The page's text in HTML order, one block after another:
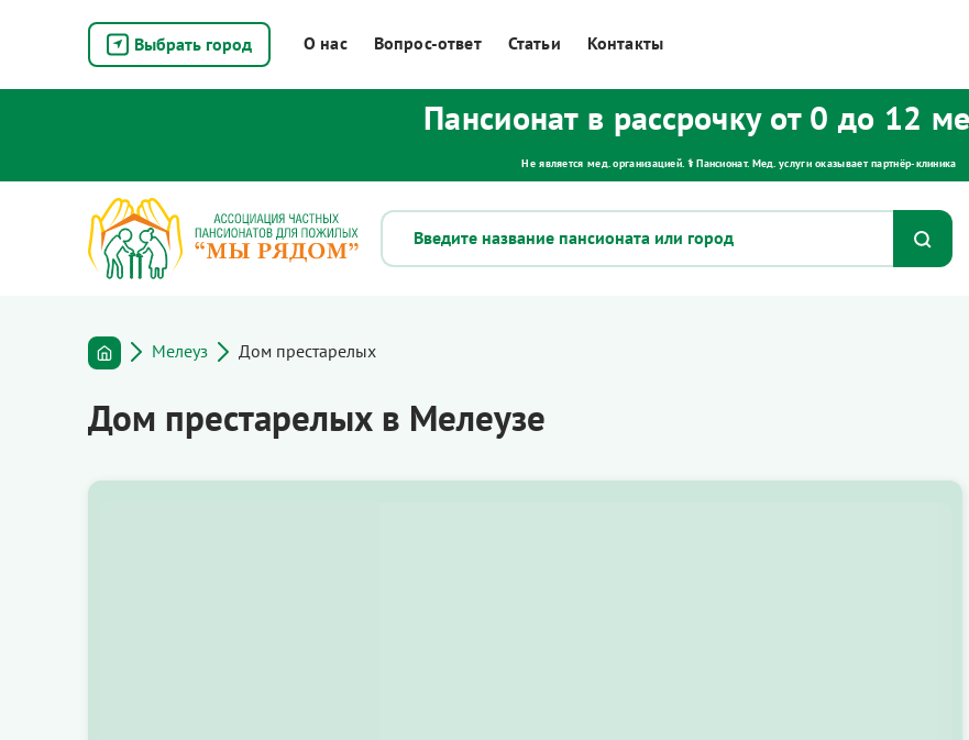
Выбрать город О нас Вопрос-ответ Статьи Контакты
Пансионат в рассрочку от 0 до 12
Не является мед. организацией. ⚕ Пансионат. Мед. услуги оказывает партнёр‑клиника
Мелеуз Дом престарелых
Дом престарелых в Мелеузе